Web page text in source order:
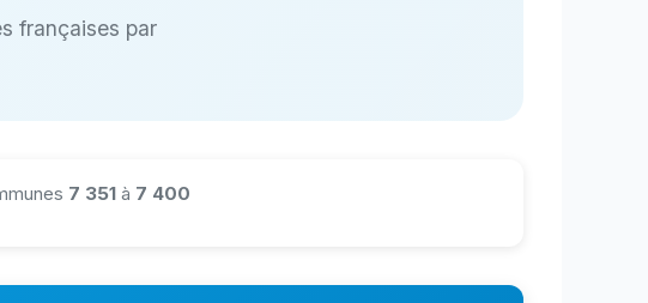
françaises par
7 351 à 7 400